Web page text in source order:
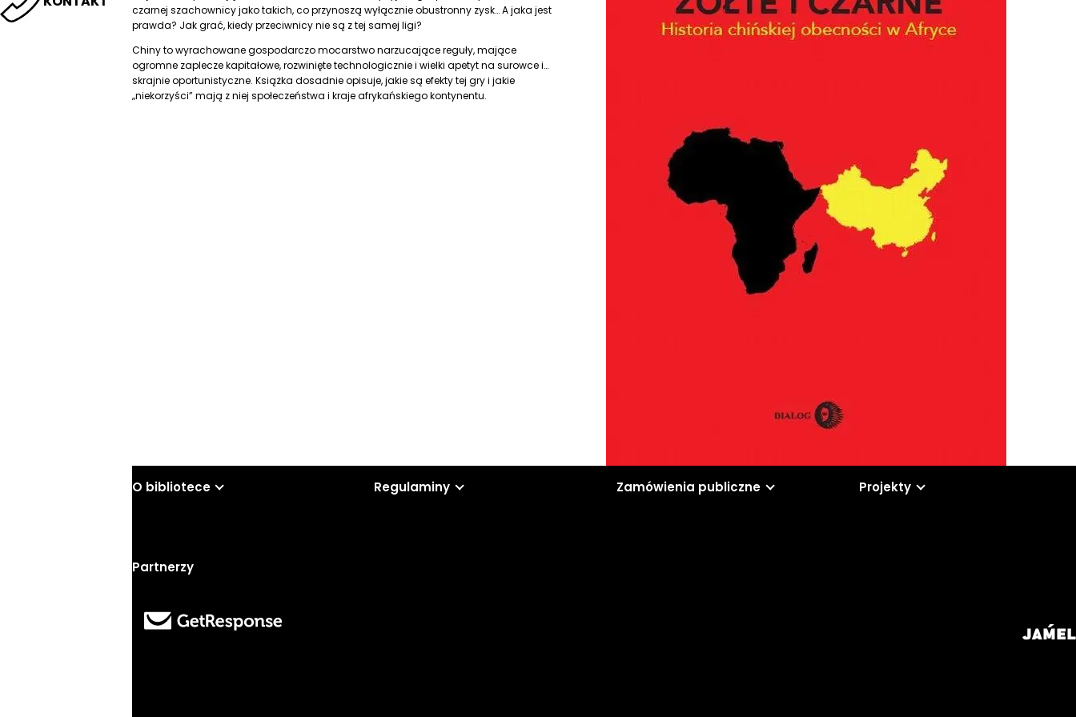
czarnej szachownicy jako takich, co przynoszą wyłącznie obustronny zysk… A jaka jest
prawda? Jak grać, kiedy przeciwnicy nie są z tej samej ligi?
Chiny to wyrachowane gospodarczo mocarstwo narzucające reguły, mające
ogromne zaplecze kapitałowe, rozwinięte technologicznie i wielki apetyt na surowce i…
skrajnie oportunistyczne. Książka dosadnie opisuje, jakie są efekty tej gry i jakie
„niekorzyści” mają z niej społeczeństwa i kraje afrykańskiego kontynentu.
O bibliotece Regulaminy Zamówienia publiczne Projekty
Partnerzy